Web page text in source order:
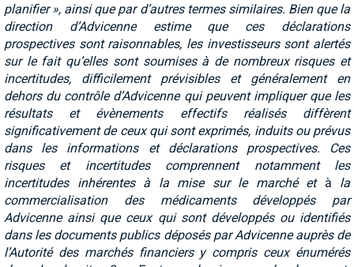
planifier », ainsi que par d’autres termes similaires. Bien que la
direction d’Advicenne estime que ces déclarations
prospectives sont raisonnables, les investisseurs sont alertés
sur le fait qu’elles sont soumises à de nombreux risques et
incertitudes, difficilement prévisibles et généralement en
dehors du contrôle d’Advicenne qui peuvent impliquer que les
résultats et évènements effectifs réalisés diffèrent
significativement de ceux qui sont exprimés, induits ou prévus
dans les informations et déclarations prospectives. Ces
risques et incertitudes comprennent notamment les
incertitudes inhérentes à la mise sur le marché et à la
commercialisation des médicaments développés par
Advicenne ainsi que ceux qui sont développés ou identifiés
dans les documents publics déposés par Advicenne auprès de
l’Autorité des marchés financiers y compris ceux énumérés